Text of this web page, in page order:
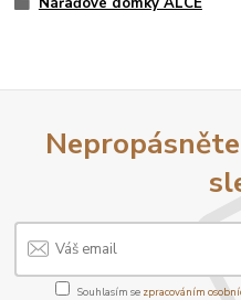
Souhlasím se zpracováním